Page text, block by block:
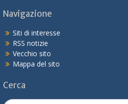
Navigazione
Siti di interesse
RSS notizie
Vecchio sito
Mappa del sito
Cerca